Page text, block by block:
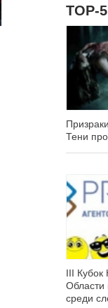
ТОР-
Тени
III Кубок
среди